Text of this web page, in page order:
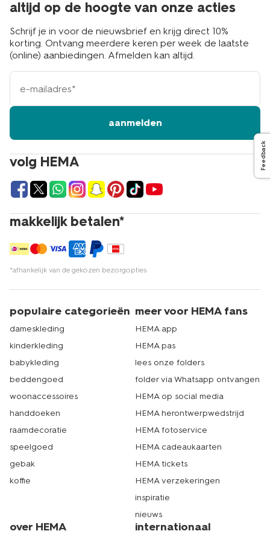
volg HEMA
makkelijk betalen*
*afhankelijk van de gekozen bezorgopties
altijd op de hoogte van onze acties
Schrijf je in voor de nieuwsbrief en krijg direct 10%
korting. Ontvang meerdere keren per week de laatste
(online) aanbiedingen. Afmelden kan altijd.
e-
mailadres
aanmelden
populaire categorieën
dameskleding
kinderkleding
babykleding
beddengoed
woonaccessoires
handdoeken
raamdecoratie
speelgoed
gebak
koffie
meer voor HEMA fans
HEMA app
HEMA pas
lees onze folders
folder via Whatsapp ontvangen
HEMA op social media
HEMA herontwerpwedstrijd
HEMA fotoservice
HEMA cadeaukaarten
HEMA tickets
HEMA verzekeringen
inspiratie
nieuws
over HEMA internationaal
Feedback